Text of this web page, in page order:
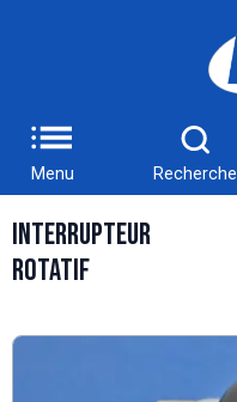
Menu Recherche
Interrupteur
rotatif